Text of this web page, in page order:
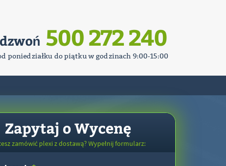
500 272 240
poniedziałku do piątku w godzinach 9:00-15:00
Zapytaj o Wycenę
zamówić plexi z dostawą? Wypełnij formularz: